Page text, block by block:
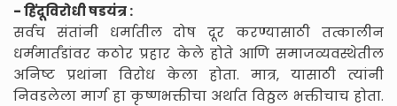
- हिंदूविरोधी षडयंत्र :
सर्वच संतांनी धर्मातील दोष दूर करण्यासाठी तत्कालीन
धर्ममार्तंडांवर कठोर प्रहार केले होते आणि समाजव्यवस्थेतील
अनिष्ट प्रथांना विरोध केला होता. मात्र, यासाठी त्यांनी
निवडलेला मार्ग हा कृष्णभक्तीचा अर्थात विठ्ठल भक्तीचाच होता.